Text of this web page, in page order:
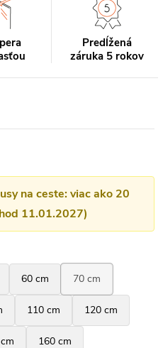
Predĺžená
záruka 5 rokov
na ceste: viac ako 20
11.01.2027)